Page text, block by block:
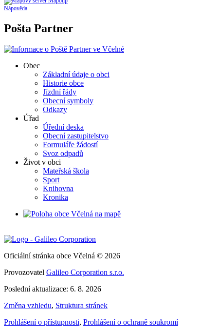
Nápověda
Pošta Partner
Obec
Základní údaje o obci
Historie obce
Jízdní řády
Obecní symboly
Odkazy
Úřad
Úřední deska
Obecní zastupitelstvo
Formuláře žádostí
Svoz odpadů
Život v obci
Mateřská škola
Sport
Knihovna
Kronika
Oficiální stránka obce Včelná © 2026
Provozovatel Galileo Corporation s.r.o.
Poslední aktualizace: 6. 8. 2026
Změna vzhledu, Struktura stránek
Prohlášení o přístupnosti, Prohlášení o ochraně soukromí